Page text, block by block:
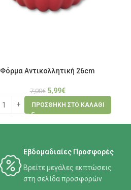
Φόρμα Αντικολλητική 26cm
7,00€ 5,99€
ΠΡΟΣΘΉΚΗ ΣΤΟ ΚΑΛΆΘΙ
Εβδομαδιαίες Προσφορές
Βρείτε μεγάλες εκπτώσεις
στη σελίδα προσφορών